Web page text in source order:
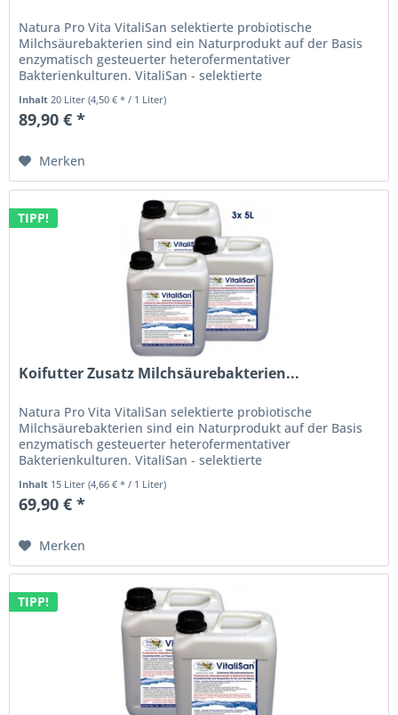
Natura Pro Vita VitaliSan selektierte probiotische
Milchsäurebakterien sind ein Naturprodukt auf der Basis
enzymatisch gesteuerter heterofermentativer
Bakterienkulturen. VitaliSan - selektierte
Milchsäurebakterien (lactobacillus casei)...
Inhalt20 Liter(4,50 € * / 1 Liter)
89,90 € *
Merken
TIPP!
Koifutter Zusatz Milchsäurebakterien...
Natura Pro Vita VitaliSan selektierte probiotische
Milchsäurebakterien sind ein Naturprodukt auf der Basis
enzymatisch gesteuerter heterofermentativer
Bakterienkulturen. VitaliSan - selektierte
Inhalt 15 Liter(4,66 € * / 1 Liter)
69,90 € *
Merken
TIPP!